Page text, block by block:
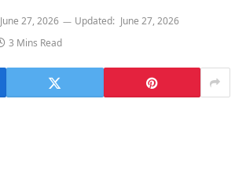
June 27, 2026 Updated: June 27, 2026
3 Mins Read